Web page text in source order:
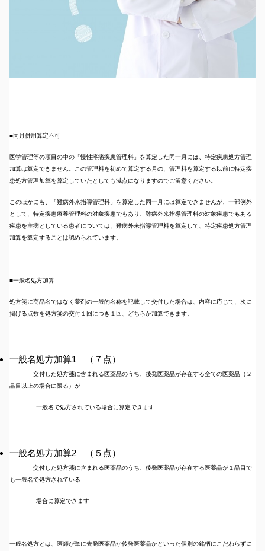
■同月併用算定不可
医学管理等の項目の中の「慢性疼痛疾患管理料」を算定した同一月には、特定疾患処方管理
加算は算定できません。この管理料を初めて算定する月の、管理料を算定する以前に特定疾
患処方管理加算を算定していたとしても減点になりますのでご留意ください。
このほかにも、「難病外来指導管理料」を算定した同一月には算定できませんが、一部例外
として、特定疾患療養管理料の対象疾患でもあり、難病外来指導管理料の対象疾患でもある
疾患を主病としている患者については、難病外来指導管理料を算定して、特定疾患処方管理
加算を算定することは認められています。
■一般名処方加算
処方箋に商品名ではなく薬剤の一般的名称を記載して交付した場合は、内容に応じて、次に
掲げる点数を処方箋の交付１回につき１回、どちらか加算できます。
一般名処方加算1 （７点）
交付した処方箋に含まれる医薬品のうち、後発医薬品が存在する全ての医薬品（２
品目以上の場合に限る）が
一般名で処方されている場合に算定できます
一般名処方加算2 （５点）
交付した処方箋に含まれる医薬品のうち、後発医薬品が存在する医薬品が１品目で
も一般名で処方されている
場合に算定できます
一般名処方とは、医師が単に先発医薬品か後発医薬品かといった個別の銘柄にこだわらずに